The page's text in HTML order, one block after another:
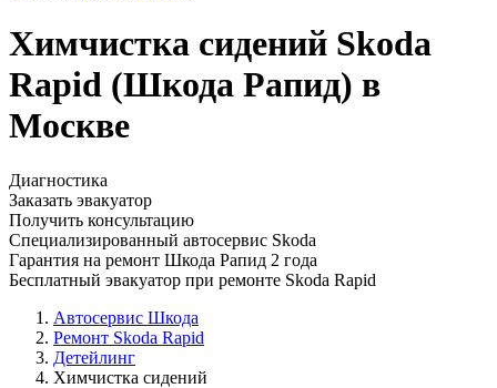
Химчистка сидений Skoda
Rapid (Шкода Рапид) в
Москве
Диагностика
Заказать эвакуатор
Получить консультацию
Специализированный автосервис Skoda
Гарантия на ремонт Шкода Рапид 2 года
Бесплатный эвакуатор при ремонте Skoda Rapid
Автосервис Шкода
Ремонт Skoda Rapid
Детейлинг
Химчистка сидений